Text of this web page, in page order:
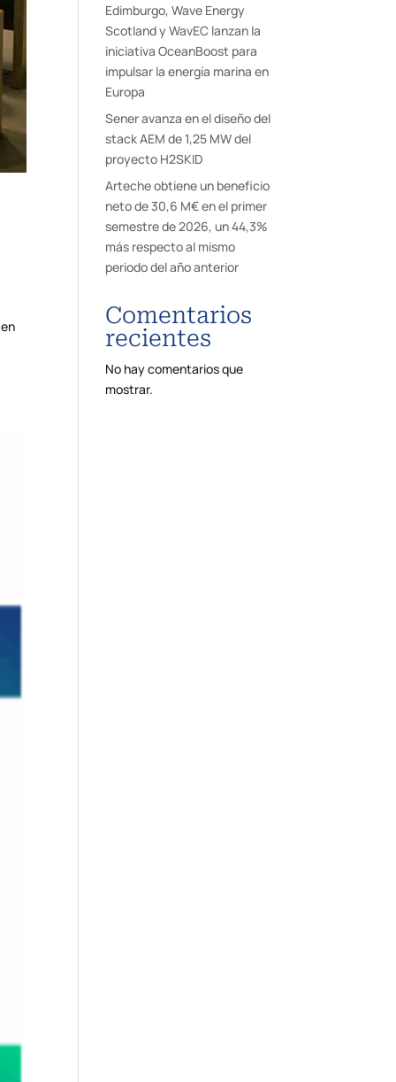
Edimburgo, Wave Energy
Scotland y WavEC lanzan la
iniciativa OceanBoost para
impulsar la energía marina en
Europa
Sener avanza en el diseño del
stack AEM de 1,25 MW del
proyecto H2SKID
Arteche obtiene un beneficio
neto de 30,6 M€ en el primer
semestre de 2026, un 44,3%
más respecto al mismo
periodo del año anterior
Comentarios
recientes
No hay comentarios que
mostrar.